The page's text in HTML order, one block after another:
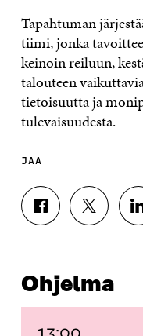
Tapahtuman
tiimi, jonka
keinoin reiluun,
talouteen
tietoisuutta ja
tulevaisuudesta.
JAA
J
A
C
B
J
A
I
T
J
Ohjelma